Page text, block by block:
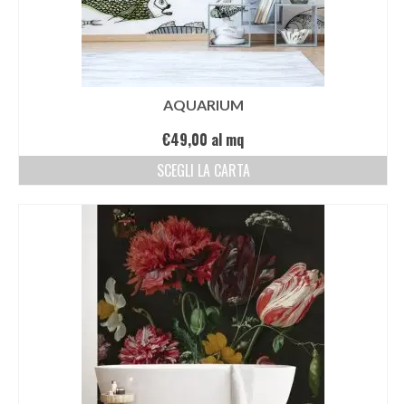
AQUARIUM
€49,00 al mq
SCEGLI LA CARTA